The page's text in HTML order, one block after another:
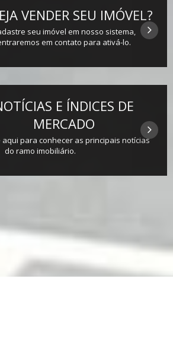
VENDER SEU IMÓVEL?
seu imóvel em nosso sistema,
em contato para ativá-lo.
E ÍNDICES DE
MERCADO
aqui para conhecer as principais notícias
do ramo imobiliário.